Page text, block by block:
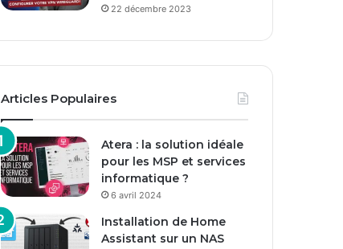
22 décembre 2023
Articles Populaires
Atera : la solution idéale
pour les MSP et services
informatique ?
6 avril 2024
Installation de Home
Assistant sur un NAS